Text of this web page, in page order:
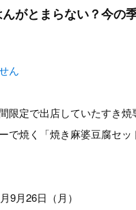
がとまらない？今の
ん
限定で出店していたすき
で焼く「焼き麻婆豆腐セ
9月26日（月）